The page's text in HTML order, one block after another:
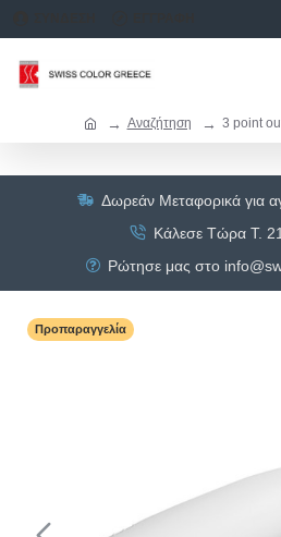
Αναζήτηση 3 point
Δωρεάν Μεταφορικά για
Κάλεσε Τώρα Τ.
Ρώτησε μας στο
Προπαραγγελία